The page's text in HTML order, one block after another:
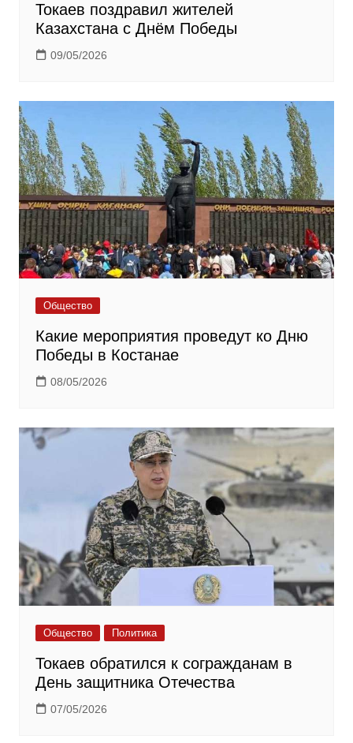
Токаев поздравил жителей
Казахстана с Днём Победы
09/05/2026
Общество
Какие мероприятия проведут ко Дню
Победы в Костанае
08/05/2026
Общество Политика
Токаев обратился к согражданам в
День защитника Отечества
07/05/2026